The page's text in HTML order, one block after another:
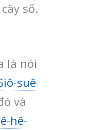
số.
là nói
suê
và
hê-